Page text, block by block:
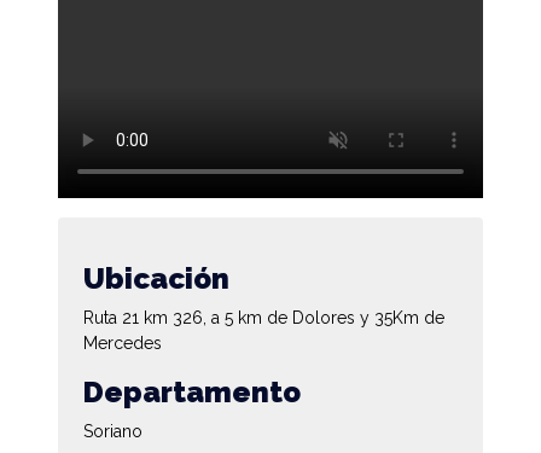
Ubicación
Ruta 21 km 326, a 5 km de Dolores y 35Km de
Mercedes
Departamento
Soriano